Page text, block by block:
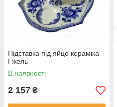
Підставка під яйце кераміка
Гжель
В наявності
2 157 ₴